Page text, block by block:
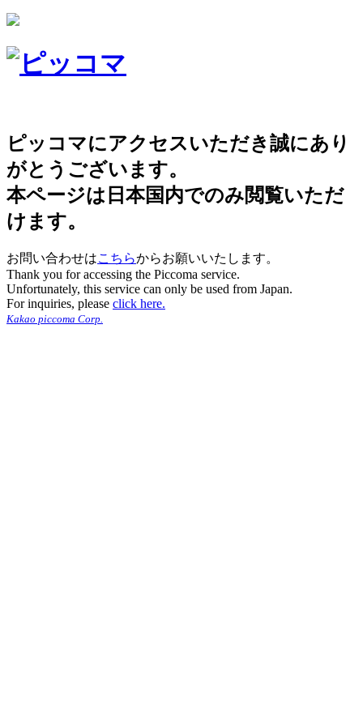
ピッコマにアクセスいただき誠にあり
がとうございます。
本ページは日本国内でのみ閲覧いただ
けます。
お問い合わせはこちらからお願いいたします。
Thank you for accessing the Piccoma service.
Unfortunately, this service can only be used from Japan.
For inquiries, please click here.
Kakao piccoma Corp.